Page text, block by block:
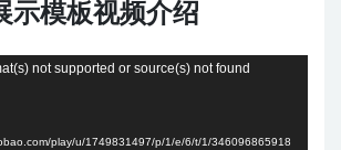
示模板视频介绍
not supported or source(s) not found
play/u/1749831497/p/1/e/6/t/1/346096865918